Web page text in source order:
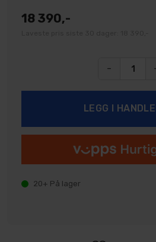
18 390,-
-
20+ På lager